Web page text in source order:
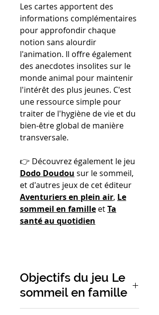
Les cartes apportent des
informations complémentaires
pour approfondir chaque
notion sans alourdir
l'animation. Il offre également
des anecdotes insolites sur le
monde animal pour maintenir
l'intérêt des plus jeunes. C'est
une ressource simple pour
traiter de l'hygiène de vie et du
bien-être global de manière
transversale.
👉 Découvrez également le jeu
Dodo Doudou sur le sommeil,
et d'autres jeux de cet éditeur
Aventuriers en plein air, Le
sommeil en famille etTa
santé au quotidien
Objectifs du jeu Le
sommeil en famille